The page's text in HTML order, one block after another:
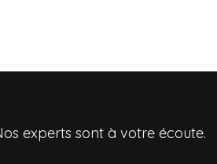
experts sont à votre écoute.